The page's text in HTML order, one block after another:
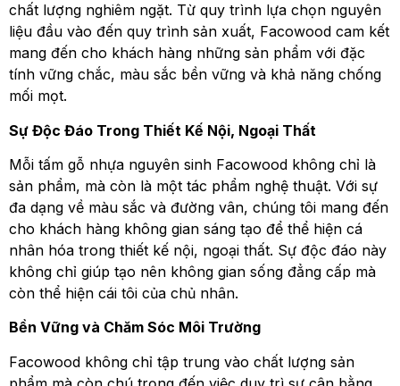
chất lượng nghiêm ngặt. Từ quy trình lựa chọn nguyên
liệu đầu vào đến quy trình sản xuất, Facowood cam kết
mang đến cho khách hàng những sản phẩm với đặc
tính vững chắc, màu sắc bền vững và khả năng chống
mối mọt.
Sự Độc Đáo Trong Thiết Kế Nội, Ngoại Thất
Mỗi tấm gỗ nhựa nguyên sinh Facowood không chỉ là
sản phẩm, mà còn là một tác phẩm nghệ thuật. Với sự
đa dạng về màu sắc và đường vân, chúng tôi mang đến
cho khách hàng không gian sáng tạo để thể hiện cá
nhân hóa trong thiết kế nội, ngoại thất. Sự độc đáo này
không chỉ giúp tạo nên không gian sống đẳng cấp mà
còn thể hiện cái tôi của chủ nhân.
Bền Vững và Chăm Sóc Môi Trường
Facowood không chỉ tập trung vào chất lượng sản